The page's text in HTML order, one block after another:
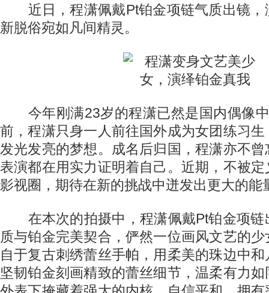
近日，程潇佩戴Pt铂金项链气质出镜，
新脱俗宛如凡间精灵。
今年刚满23岁的程潇已然是国内偶像中
前，程潇只身一人前往国外成为女团练习
发光发亮的梦想。成名后归国，程潇亦不
表演都在用实力证明着自己。近期，不被
影视圈，期待在新的挑战中迸发出更大的能
在本次的拍摄中，程潇佩戴Pt铂金项链
质与铂金完美契合，俨然一位画风文艺的
自于复古刺绣蕾丝手帕，用柔美的珠边中
坚韧铂金刻画精致的蕾丝细节，温柔有力